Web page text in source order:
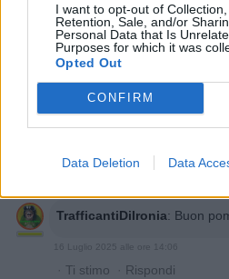
I want to opt-out of Collection,
Retention, Sale, and/or
Personal Data that Is
Purposes for which it was
Opted Out
CONFIRM
Data Deletion Data
Lalady:Buongiorno 😁☕️
1
16 Luglio 2025 alle ore 07:12
·Ti stimo·Rispondi
16 Luglio 2025 alle ore 11:46
TrafficantiDiIronia: Buon
16 Luglio 2025 alle ore 14:06
· Ti stimo · Rispondi